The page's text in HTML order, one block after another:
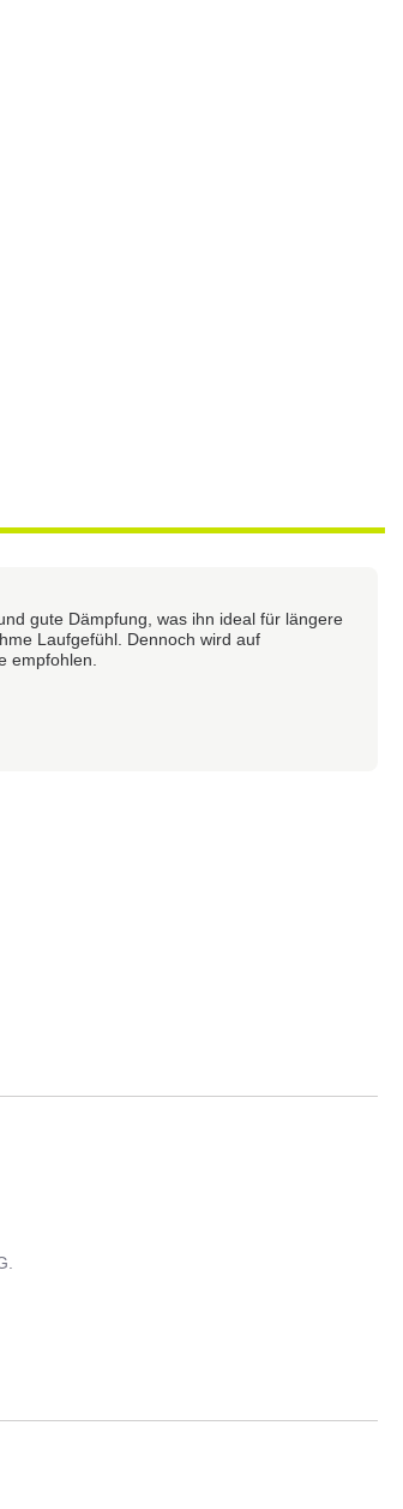
gute Dämpfung, was ihn ideal für längere
Laufgefühl. Dennoch wird auf
empfohlen.